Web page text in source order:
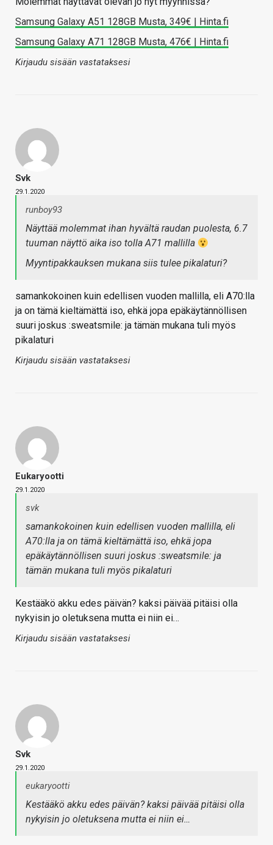
Samsung Galaxy A51 128GB Musta, 349€ | Hinta.fi
Samsung Galaxy A71 128GB Musta, 476€ | Hinta.fi
Kirjaudu sisään vastataksesi
Svk
29.1.2020
runboy93
Näyttää molemmat ihan hyvältä raudan puolesta, 6.7
tuuman näyttö aika iso tolla A71 mallilla
Myyntipakkauksen mukana siis tulee pikalaturi?
samankokoinen kuin edellisen vuoden mallilla, eli A70:lla
ja on tämä kieltämättä iso, ehkä jopa epäkäytännöllisen
suuri joskus :sweatsmile: ja tämän mukana tuli myös
pikalaturi
Kirjaudu sisään vastataksesi
Eukaryootti
29.1.2020
svk
samankokoinen kuin edellisen vuoden mallilla, eli
A70:lla ja on tämä kieltämättä iso, ehkä jopa
epäkäytännöllisen suuri joskus :sweatsmile: ja
tämän mukana tuli myös pikalaturi
Kestääkö akku edes päivän? kaksi päivää pitäisi olla
nykyisin jo oletuksena mutta ei niin ei…
Kirjaudu sisään vastataksesi
Svk
29.1.2020
eukaryootti
Kestääkö akku edes päivän? kaksi päivää pitäisi olla
nykyisin jo oletuksena mutta ei niin ei…